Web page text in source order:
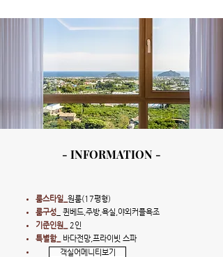
- INFORMATION -
룸스타일_ 원룸(17평형)
룸구성 _ 퀸베드,주방,욕실,야외커플욕조
기준인원_
2인
특별함_ 바다전망,프라이빗 스파
객실어메니티보기